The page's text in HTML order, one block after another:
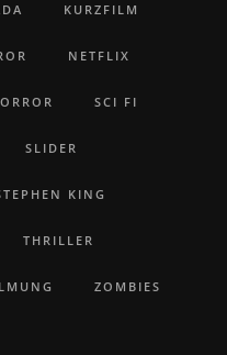
KURZFILM
NETFLIX
SCI FI
SLIDER
KING
THRILLER
ZOMBIES